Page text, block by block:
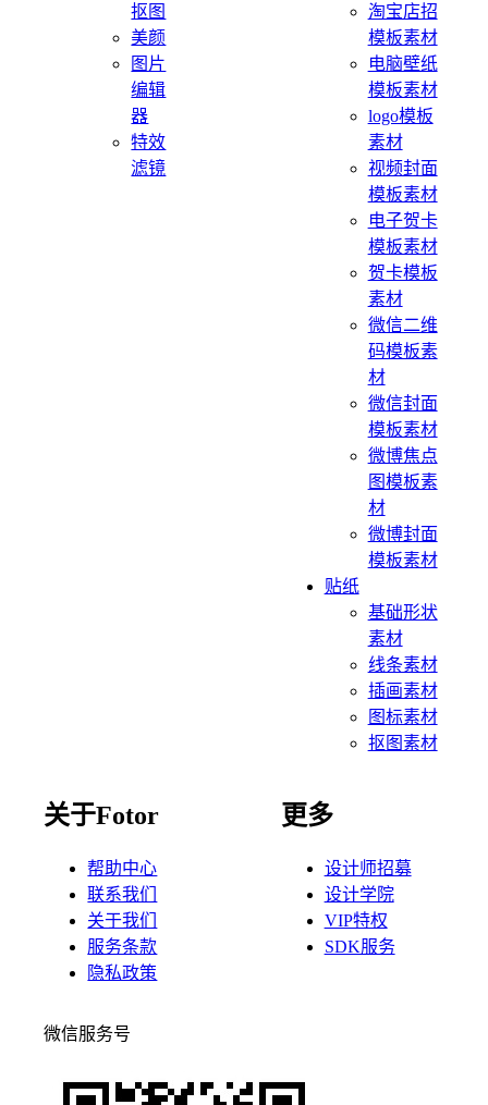
抠图
美颜
图片
编辑
器
特效
滤镜
淘宝店招
模板素材
电脑壁纸
模板素材
logo模板
素材
视频封面
模板素材
电子贺卡
模板素材
贺卡模板
素材
微信二维
码模板素
材
微信封面
模板素材
微博焦点
图模板素
材
微博封面
模板素材
贴纸
基础形状
素材
线条素材
插画素材
图标素材
抠图素材
关于Fotor
帮助中心
联系我们
关于我们
服务条款
隐私政策
更多
设计师招募
设计学院
VIP特权
SDK服务
微信服务号